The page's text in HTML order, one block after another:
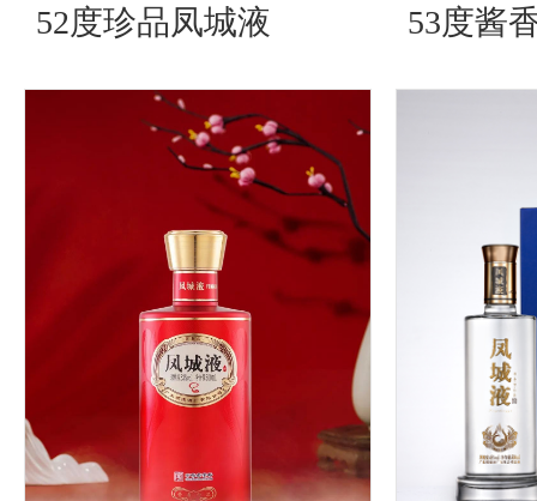
52度珍品凤城液 53度酱